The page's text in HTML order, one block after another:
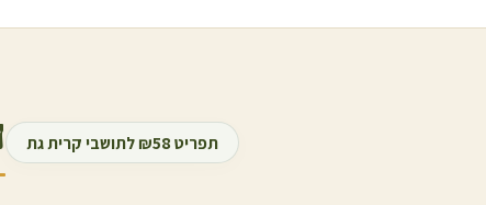
תפריט ₪58 לתושבי קרית גת